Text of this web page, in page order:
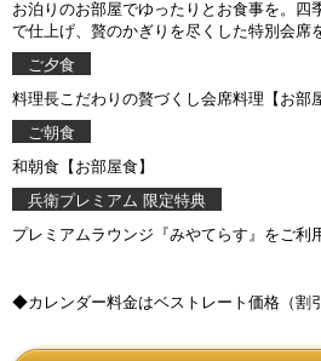
お泊りのお部屋でゆったりとお食事を。四
で仕上げ、贅のかぎりを尽くした特別会席
ご夕食
料理長こだわりの贅づくし会席料理【お部
ご朝食
和朝食【お部屋食】
兵衛プレミアム 限定特典
プレミアムラウンジ『みやてらす』をご利
◆カレンダー料金はベストレート価格（割